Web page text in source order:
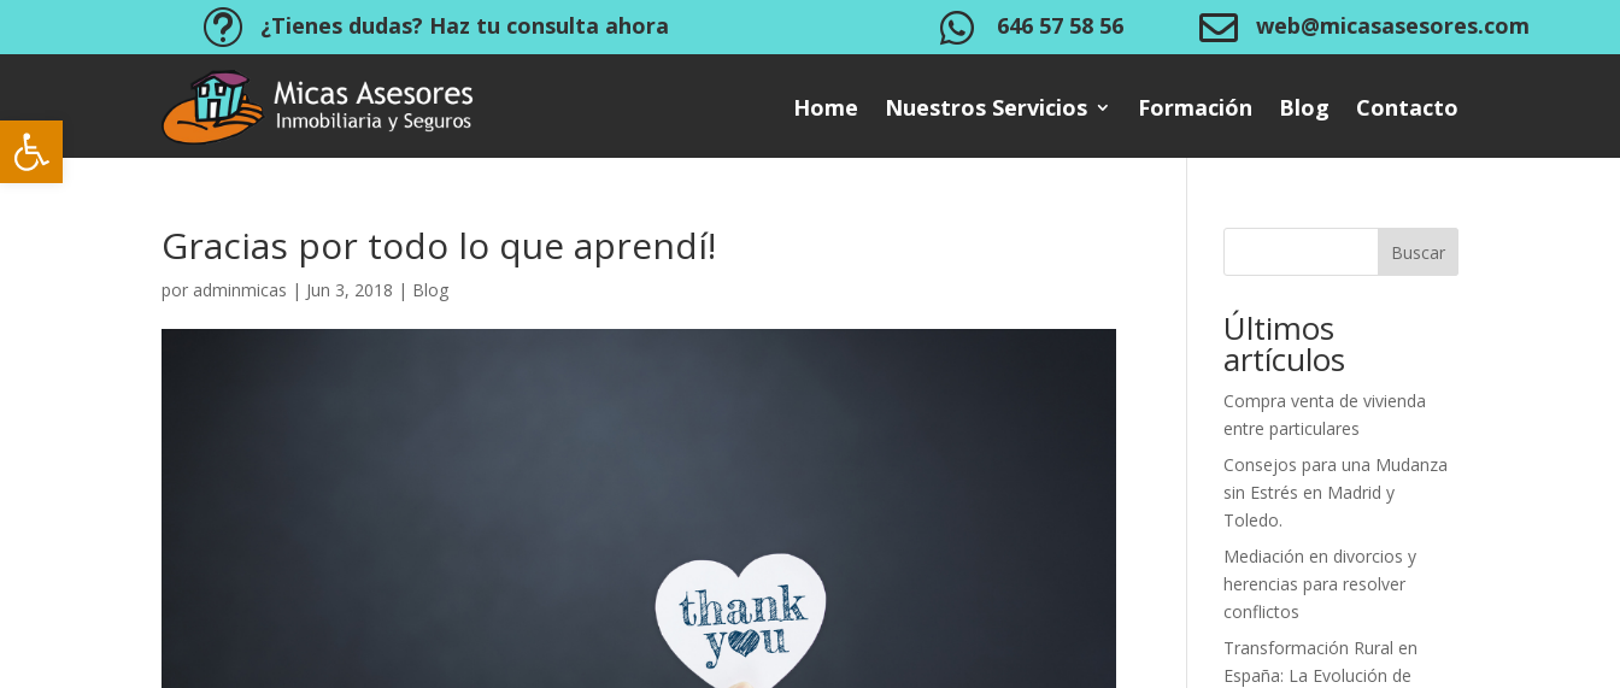
Abrir barra de herramientas
t ¿Tienes dudas? Haz tu consulta ahora  646 57 58 56  web@micasasesores.com
Home Nuestros Servicios Formación Blog Contacto
Gracias por todo lo que aprendí!
por adminmicas | Jun 3, 2018 | Blog
Buscar
Últimos
artículos
Compra venta de vivienda
entre particulares
Consejos para una Mudanza
sin Estrés en Madrid y
Toledo.
Mediación en divorcios y
herencias para resolver
conflictos
Transformación Rural en
España: La Evolución de